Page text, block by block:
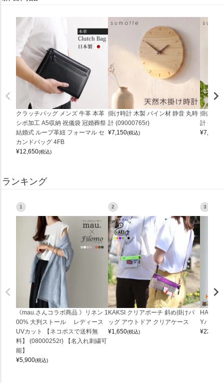
クラッチバッグ メンズ 牛革 本革
シボ加工 A5収納 祝儀袋 冠婚葬祭
結婚式 ループ革紐 フォーマル セ
カンドバッグ 4FB
¥12,650(税込)
掛け時計 木製 パイン材 静音 丸時
計 (09000765r)
¥7,150(税込)
掛け時
計
¥7,150
ランキング
1
《mau.さんコラボ商品 》リネン 1
00% 大判ストール レディース
UVカット 【ネコポスで送料無
料】 (08000252r) 【名入れ刺繍可
能】
¥5,900(税込)
2
KAKSI クリアポーチ 斜め掛けバ
ッグ アウトドア クリアケース
¥1,650(税込)
3
Yバッグ
¥22,000